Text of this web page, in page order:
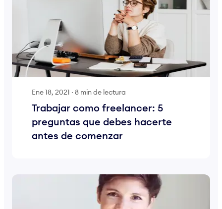
Ene 18, 2021 · 8 min de lectura
Trabajar como freelancer: 5
preguntas que debes hacerte
antes de comenzar